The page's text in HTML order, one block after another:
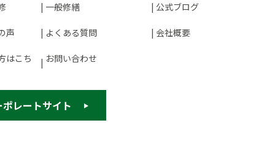
一般修繕 公式ブログ
声 よくある質問 会社概要
はこち お問い合わせ
ポレートサイト